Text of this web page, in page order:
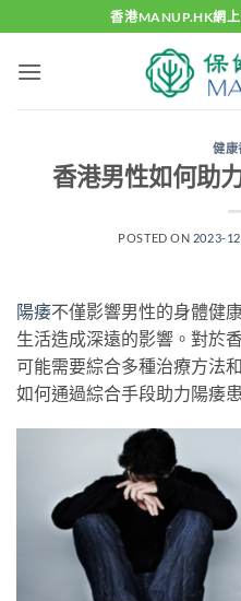
to
content
香港MANUP.HK網
健康
香港男性如何助
POSTED ON 2023-
陽痿不僅影響男性的身體健
生活造成深遠的影響。對於
可能需要綜合多種治療方法
如何通過綜合手段助力陽痿